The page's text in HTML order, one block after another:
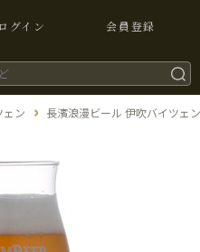
ログイン 会員登録
ン 長濱浪漫ビール 伊吹バイツェン